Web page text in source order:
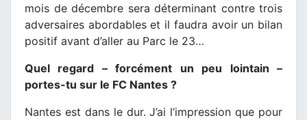
mois de décembre sera déterminant contre trois
adversaires abordables et il faudra avoir un bilan
positif avant d’aller au Parc le 23…
Quel regard – forcément un peu lointain –
portes-tu sur le FC Nantes ?
Nantes est dans le dur. J’ai l’impression que pour